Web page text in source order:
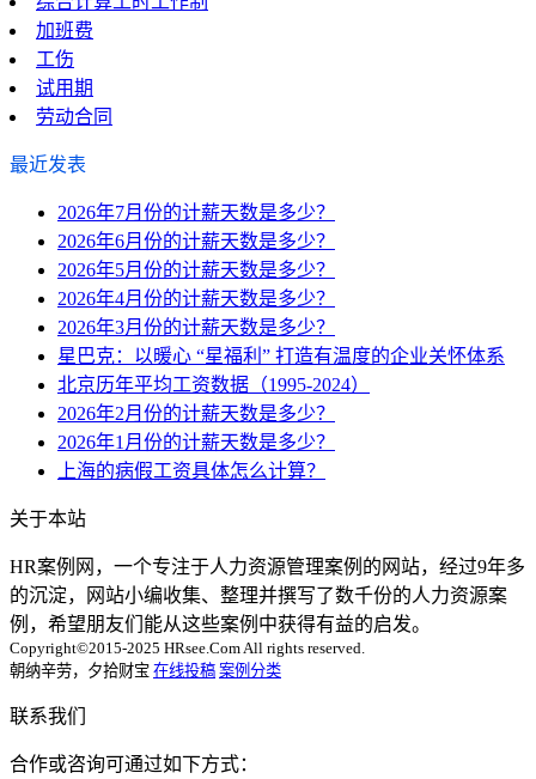
加班费
工伤
试用期
劳动合同
最近发表
2026年7月份的计薪天数是多少？
2026年6月份的计薪天数是多少？
2026年5月份的计薪天数是多少？
2026年4月份的计薪天数是多少？
2026年3月份的计薪天数是多少？
星巴克：以暖心 “星福利” 打造有温度的企业关怀体系
北京历年平均工资数据（1995-2024）
2026年2月份的计薪天数是多少？
2026年1月份的计薪天数是多少？
上海的病假工资具体怎么计算？
关于本站
HR案例网，一个专注于人力资源管理案例的网站，经过9年多
的沉淀，网站小编收集、整理并撰写了数千份的人力资源案
例，希望朋友们能从这些案例中获得有益的启发。
Copyright©2015-2025 HRsee.Com All rights reserved.
朝纳辛劳，夕拾财宝 在线投稿 案例分类
联系我们
合作或咨询可通过如下方式：